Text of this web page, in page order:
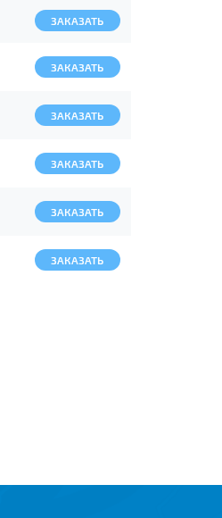
ЗАКАЗАТЬ
ЗАКАЗАТЬ
ЗАКАЗАТЬ
ЗАКАЗАТЬ
ЗАКАЗАТЬ
ЗАКАЗАТЬ